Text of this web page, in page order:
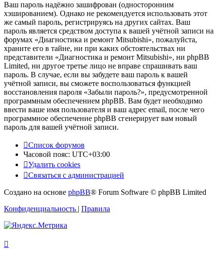
Ваш пароль надёжно зашифрован (односторонним
хэшированием). Однако не рекомендуется использовать этот
же самый пароль, регистрируясь на других сайтах. Ваш
пароль является средством доступа к вашей учётной записи на
форумах «Диагностика и ремонт Mitsubishi», пожалуйста,
храните его в тайне, ни при каких обстоятельствах ни
представители «Диагностика и ремонт Mitsubishi», ни phpBB
Limited, ни другое третье лицо не вправе спрашивать ваш
пароль. В случае, если вы забудете ваш пароль к вашей
учётной записи, вы сможете воспользоваться функцией
восстановления пароля «Забыли пароль?», предусмотренной
программным обеспечением phpBB. Вам будет необходимо
ввести ваше имя пользователя и ваш адрес email, после чего
программное обеспечение phpBB сгенерирует вам новый
пароль для вашей учётной записи.
Список форумов
Часовой пояс: UTC+03:00
Удалить cookies
Связаться с администрацией
Создано на основе phpBB® Forum Software © phpBB Limited
Конфиденциальность | Правила